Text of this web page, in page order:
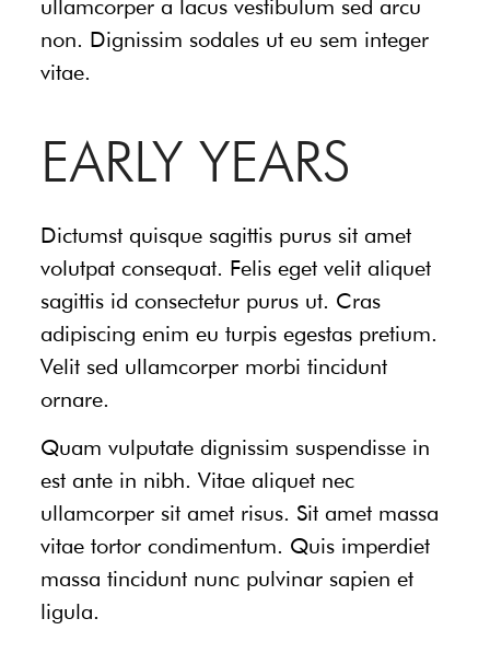
ullamcorper a lacus vestibulum sed arcu
non. Dignissim sodales ut eu sem integer
vitae.
EARLY YEARS
Dictumst quisque sagittis purus sit amet
volutpat consequat. Felis eget velit aliquet
sagittis id consectetur purus ut. Cras
adipiscing enim eu turpis egestas pretium.
Velit sed ullamcorper morbi tincidunt
ornare.
Quam vulputate dignissim suspendisse in
est ante in nibh. Vitae aliquet nec
ullamcorper sit amet risus. Sit amet massa
vitae tortor condimentum. Quis imperdiet
massa tincidunt nunc pulvinar sapien et
ligula.